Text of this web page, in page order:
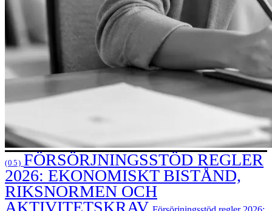
(05) FÖRSÖRJNINGSSTÖD REGLER
2026: EKONOMISKT BISTÅND,
RIKSNORMEN OCH
AKTIVITETSKRAV